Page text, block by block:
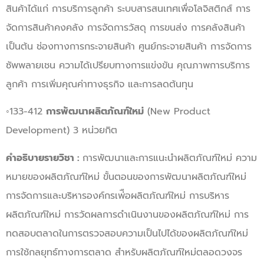
สินค้าได้แก่ การบริการลูกค้า ระบบสารสนเทศเพื่อโลจิสติกส์ การ
จัดการสินค้าคงคลัง การจัดการวัสดุ การขนส่ง การคลังสินค้า
เป็นต้น ช่องทางการกระจายสินค้า ศูนย์กระจายสินค้า การจัดการ
ซัพพลายเชน ความได้เปรียบทางการแข่งขัน คุณภาพการบริการ
ลูกค้า การเพิ่มคุณค่าทางธุรกิจ และการลดต้นทุน
◦133-412 การพัฒนาผลิตภัณฑ์ใหม่ (New Product
Development) 3 หน่วยกิต
คำอธิบายรายวิชา : การพัฒนาและการแนะนำผลิตภัณฑ์ใหม่ ความ
หมายของผลิตภัณฑ์ใหม่ ขั้นตอนของการพัฒนาผลิตภัณฑ์ใหม่
การจัดการและบริหารองค์กรเพ่ือผลิตภัณฑ์ใหม่ การบริหาร
ผลิตภัณฑ์ใหม่ การวัดผลการดำเนินงานของผลิตภัณฑ์ใหม่ การ
ทดสอบตลาดในการตรวจสอบความเป็นไปได้ของผลิตภัณฑ์ใหม่
การใช้กลยุทธ์ทางการตลาด สำหรับผลิตภัณฑ์ใหม่ตลอดวงจร